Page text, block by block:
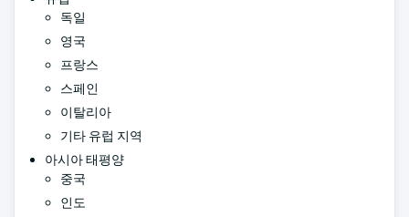
독일
영국
프랑스
스페인
이탈리아
기타 유럽 지역
아시아 태평양
중국
인도